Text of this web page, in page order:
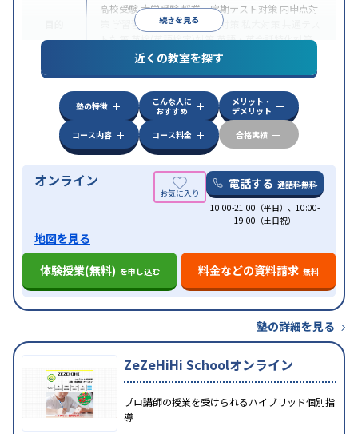
続きを見る
高校受験大学受験授業・定期テスト対策 内申点対
学習習慣の定着国公立大対策
ト対策英検(英語検定)対策英語・英会話特化対策
特徴
中高一貫校生に対応授業の振替可能
学習にPC・タブレットを利用オンライン対応1
科目から受講可能
近くの教室を探す
塾の特徴
こんな人に
おすすめ
メリット・
デメリット
コース内容
コース料金 合格実績
オンライン 電話する 通話料無料
10:00-21:00（平日）、10:00-
19:00（土日祝）
地図を見る
体験授業(無料) を申し込む 料金などの資料請求 無料
塾の詳細を見る
ZeZeHiHi Schoolオンライン
プロ講師の授業を受けられるハイブリッド個別指
導